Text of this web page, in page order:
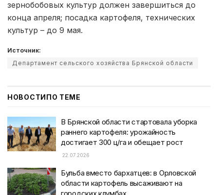
зернобобовых культур должен завершиться до
конца апреля; посадка картофеля, технических
культур – до 9 мая.
Источник:
Департамент сельского хозяйства Брянской области
НОВОСТИПО ТЕМЕ
В Брянской области стартовала уборка
раннего картофеля: урожайность
достигает 300 ц/га и обещает рост
22.07.2026
Бульба вместо бархатцев: в Орловской
области картофель высаживают на